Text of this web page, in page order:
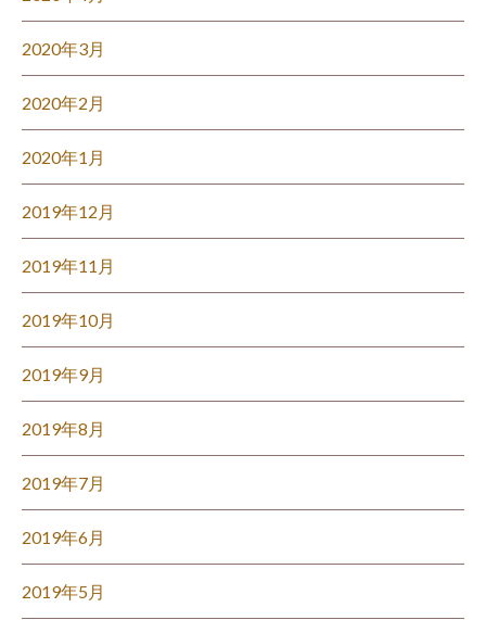
2020年3月
2020年2月
2020年1月
2019年12月
2019年11月
2019年10月
2019年9月
2019年8月
2019年7月
2019年6月
2019年5月